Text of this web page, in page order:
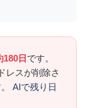
日 です。
レスが削除さ
AIで残り日